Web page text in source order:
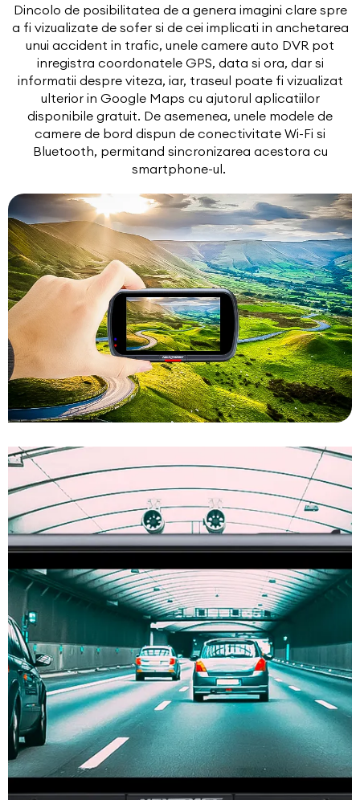
Dincolo de posibilitatea de a genera imagini clare spre
a fi vizualizate de sofer si de cei implicati in anchetarea
unui accident in trafic, unele camere auto DVR pot
inregistra coordonatele GPS, data si ora, dar si
informatii despre viteza, iar, traseul poate fi vizualizat
ulterior in Google Maps cu ajutorul aplicatiilor
disponibile gratuit. De asemenea, unele modele de
camere de bord dispun de conectivitate Wi-Fi si
Bluetooth, permitand sincronizarea acestora cu
smartphone-ul.